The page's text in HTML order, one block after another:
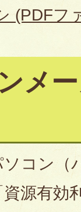
(PDFフ
メ
コン（
源有効